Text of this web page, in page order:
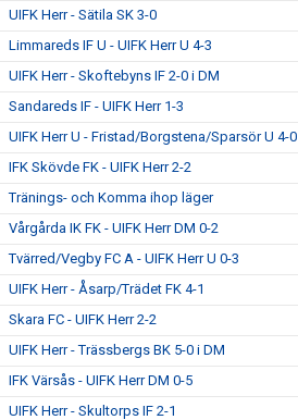
UIFK Herr - Sätila SK 3-0
Limmareds IF U - UIFK Herr U 4-3
UIFK Herr - Skoftebyns IF 2-0 i DM
Sandareds IF - UIFK Herr 1-3
UIFK Herr U - Fristad/Borgstena/Sparsör U 4-0
IFK Skövde FK - UIFK Herr 2-2
Tränings- och Komma ihop läger
Vårgårda IK FK - UIFK Herr DM 0-2
Tvärred/Vegby FC A - UIFK Herr U 0-3
UIFK Herr - Åsarp/Trädet FK 4-1
Skara FC - UIFK Herr 2-2
UIFK Herr - Trässbergs BK 5-0 i DM
IFK Värsås - UIFK Herr DM 0-5
UIFK Herr - Skultorps IF 2-1